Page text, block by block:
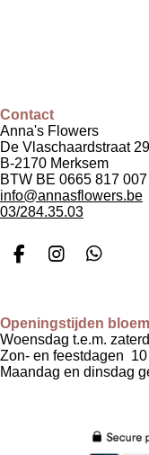
Contact
Anna's Flowers
De Vlaschaardstraat 29
B-2170 Merksem
BTW BE 0665 817 007
info@annasflowers.be
03/284.35.03
F
b
o
o
k
I
a
g
r
a
W
s
A
p
p
Openingstijden
Woensdag t.e.m.
Zon- en feestdagen 10
Maandag en dinsdag